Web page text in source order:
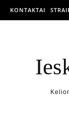
KONTAKTAI